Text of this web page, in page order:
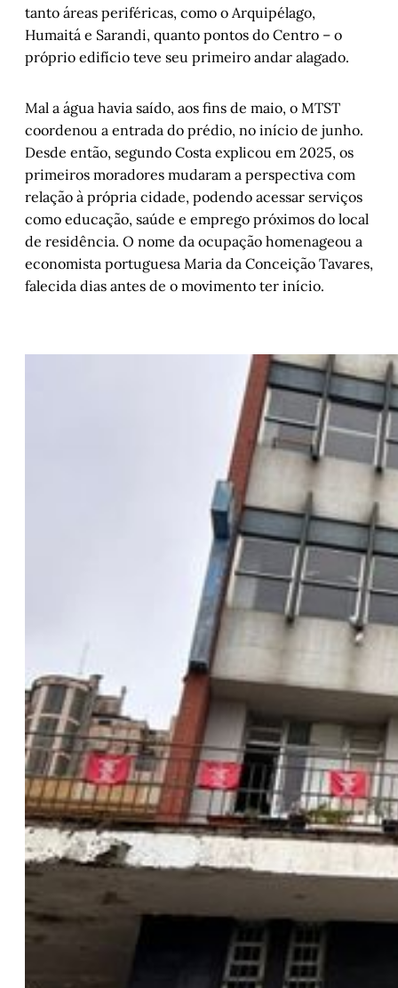
tanto áreas periféricas, como o Arquipélago,
Humaitá e Sarandi, quanto pontos do Centro – o
próprio edifício teve seu primeiro andar alagado.
Mal a água havia saído, aos fins de maio, o MTST
coordenou a entrada do prédio, no início de junho.
Desde então, segundo Costa explicou em 2025, os
primeiros moradores mudaram a perspectiva com
relação à própria cidade, podendo acessar serviços
como educação, saúde e emprego próximos do local
de residência. O nome da ocupação homenageou a
economista portuguesa Maria da Conceição Tavares,
falecida dias antes de o movimento ter início.